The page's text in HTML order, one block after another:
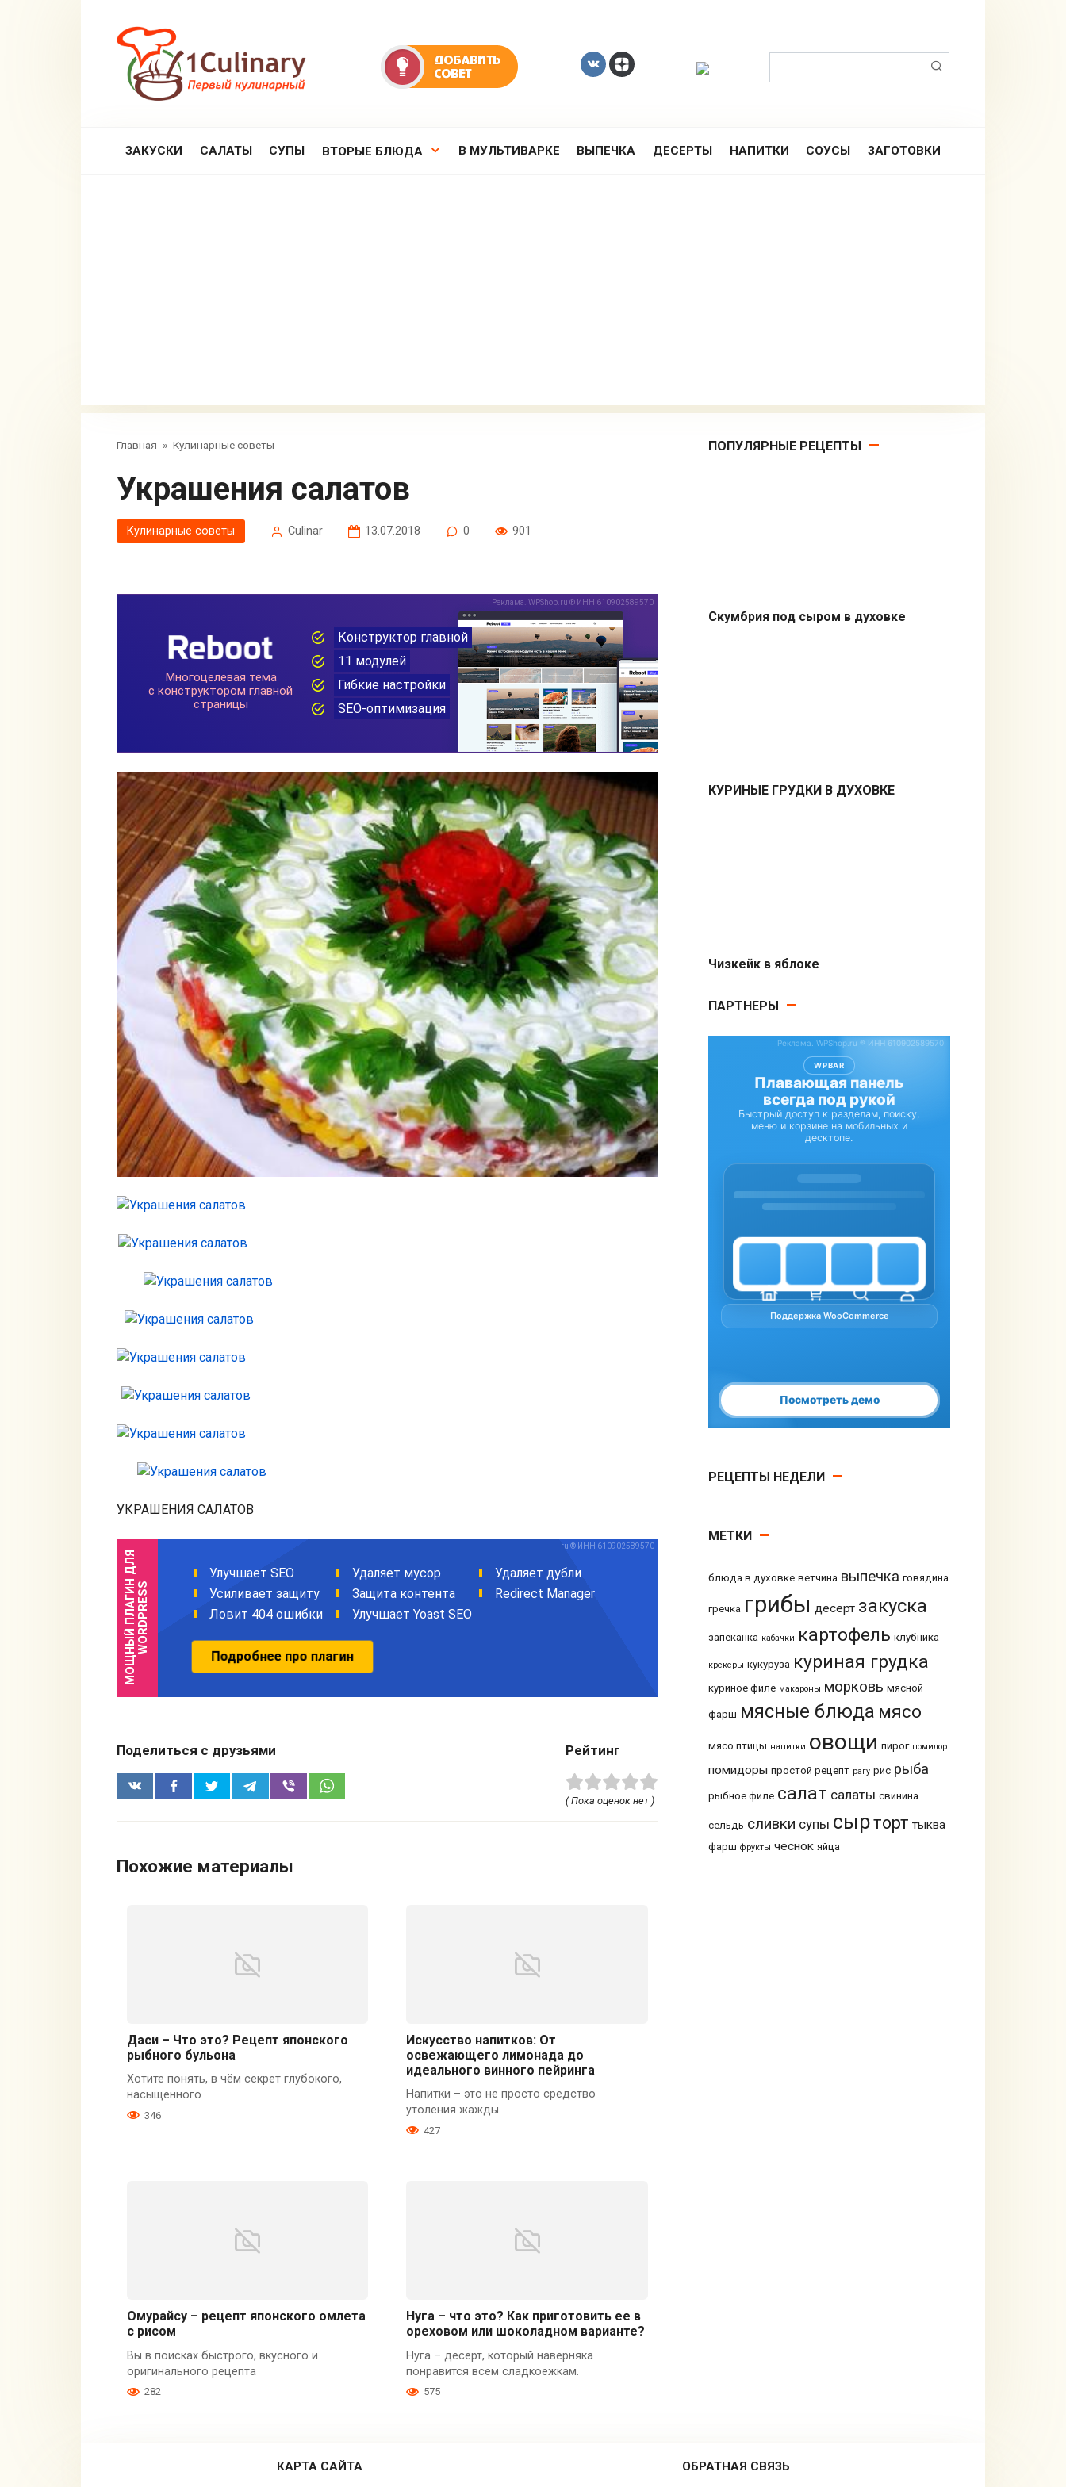
ЗАКУСКИ САЛАТЫ СУПЫ ВТОРЫЕ БЛЮДА В МУЛЬТИВАРКЕ ВЫПЕЧКА ДЕСЕРТЫ НАПИТКИ СОУСЫ ЗАГОТОВКИ
Главная » Кулинарные советы
Украшения салатов
Кулинарные советы Сulinar 13.07.2018 0 901
УКРАШЕНИЯ САЛАТОВ
Поделиться с друзьями Рейтинг
( Пока оценок нет )
Похожие материалы
Даси – Что это? Рецепт японского
рыбного бульона
Хотите понять, в чём секрет глубокого,
насыщенного
346
Искусство напитков: От
освежающего лимонада до
идеального винного пейринга
Напитки – это не просто средство
утоления жажды.
427
Омурайсу – рецепт японского омлета
с рисом
Вы в поисках быстрого, вкусного и
оригинального рецепта
282
Нуга – что это? Как приготовить ее в
ореховом или шоколадном варианте?
Нуга – десерт, который наверняка
понравится всем сладкоежкам.
575
ПОПУЛЯРНЫЕ РЕЦЕПТЫ
Скумбрия под сыром в духовке
КУРИНЫЕ ГРУДКИ В ДУХОВКЕ
Чизкейк в яблоке
ПАРТНЕРЫ
РЕЦЕПТЫ НЕДЕЛИ
МЕТКИ
блюда в духовке ветчина выпечка говядина
гречка грибы десерт закуска
запеканка кабачки картофель клубника
крекеры кукуруза куриная грудка
куриное филе макароны морковь мясной
фарш мясные блюда мясо
мясо птицы напитки овощи пирог помидор
помидоры простой рецепт рагу рис рыба
рыбное филе салат салаты свинина
сельдь сливки супы сырторт тыква
фарш фрукты чеснок яйца
КАРТА САЙТА ОБРАТНАЯ СВЯЗЬ